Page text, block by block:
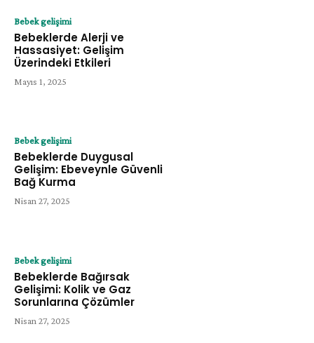
Bebek gelişimi
Bebeklerde Alerji ve
Hassasiyet: Gelişim
Üzerindeki Etkileri
Mayıs 1, 2025
Bebek gelişimi
Bebeklerde Duygusal
Gelişim: Ebeveynle Güvenli
Bağ Kurma
Nisan 27, 2025
Bebek gelişimi
Bebeklerde Bağırsak
Gelişimi: Kolik ve Gaz
Sorunlarına Çözümler
Nisan 27, 2025